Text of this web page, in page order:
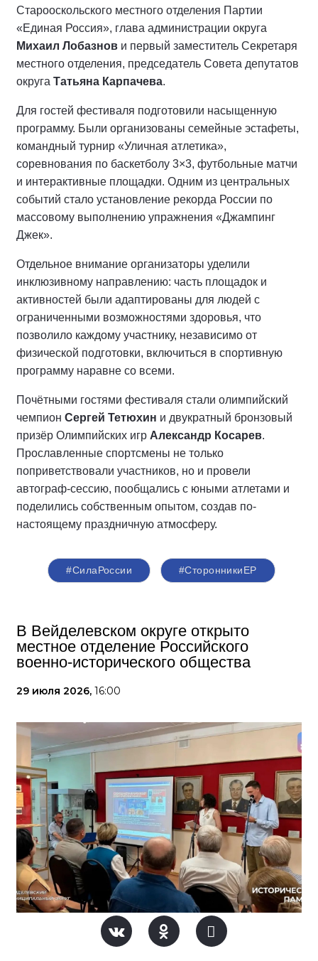
Старооскольского местного отделения Партии
«Единая Россия», глава администрации округа
Михаил Лобазнов и первый заместитель Секретаря
местного отделения, председатель Совета депутатов
округа Татьяна Карпачева.
Для гостей фестиваля подготовили насыщенную
программу. Были организованы семейные эстафеты,
командный турнир «Уличная атлетика»,
соревнования по баскетболу 3×3, футбольные матчи
и интерактивные площадки. Одним из центральных
событий стало установление рекорда России по
массовому выполнению упражнения «Джампинг
Джек».
Отдельное внимание организаторы уделили
инклюзивному направлению: часть площадок и
активностей были адаптированы для людей с
ограниченными возможностями здоровья, что
позволило каждому участнику, независимо от
физической подготовки, включиться в спортивную
программу наравне со всеми.
Почётными гостями фестиваля стали олимпийский
чемпион Сергей Тетюхин и двукратный бронзовый
призёр Олимпийских игр Александр Косарев.
Прославленные спортсмены не только
поприветствовали участников, но и провели
автограф-сессию, пообщались с юными атлетами и
поделились собственным опытом, создав по-
настоящему праздничную атмосферу.
#СилаРоссии #СторонникиЕР
В Вейделевском округе открыто
местное отделение Российского
военно-исторического общества
29 июля 2026, 16:00